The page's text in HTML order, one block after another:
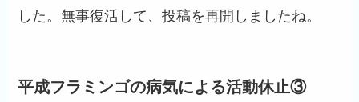
した。無事復活して、投稿を再開しましたね。
平成フラミンゴの病気による活動休止③